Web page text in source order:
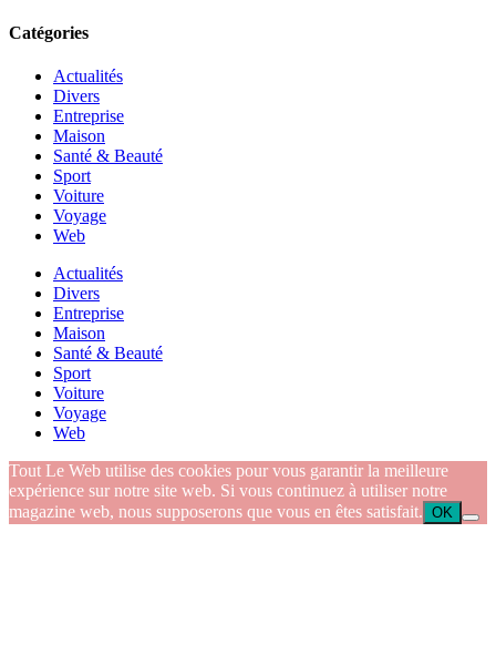
Catégories
Actualités
Divers
Entreprise
Maison
Santé & Beauté
Sport
Voiture
Voyage
Web
Actualités
Divers
Entreprise
Maison
Santé & Beauté
Sport
Voiture
Voyage
Web
Tout Le Web utilise des cookies pour vous garantir la meilleure
expérience sur notre site web. Si vous continuez à utiliser notre
magazine web, nous supposerons que vous en êtes satisfait. OK